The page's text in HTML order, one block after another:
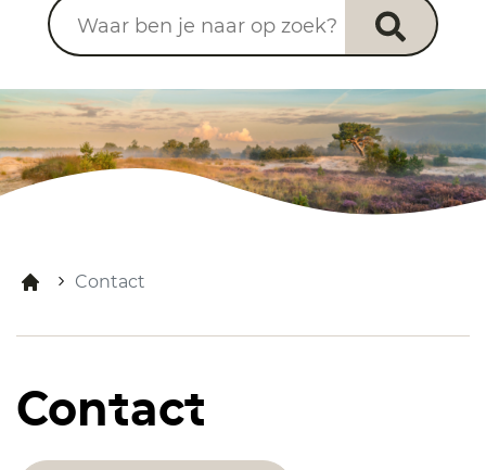
Waar ben je naar op zoek?
Contact
Contact